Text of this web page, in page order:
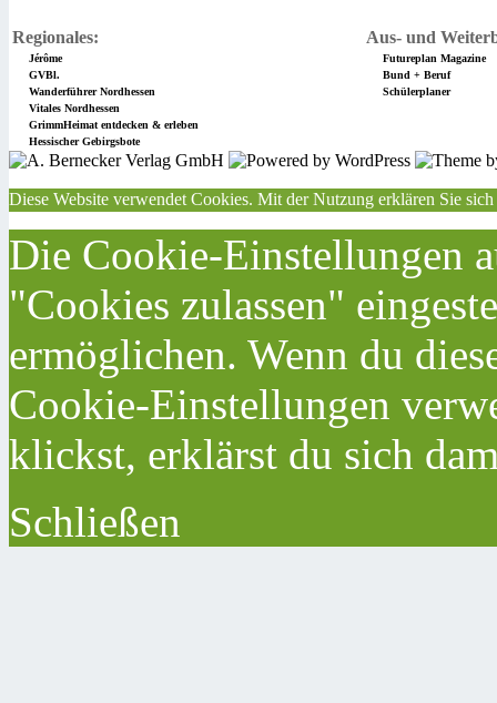
Regionales: Aus- und
Jérôme
Futureplan Magazine
GVBl.
Bund + Beruf
Wanderführer Nordhessen
Schülerplaner
Vitales Nordhessen
GrimmHeimat entdecken & erleben
Hessischer Gebirgsbote
Diese Website verwendet Cookies. Mit der Nutzung erklären Sie
Die Cookie-Einstellungen
"Cookies zulassen"
ermöglichen. Wenn du
Cookie-Einstellungen
klickst, erklärst du sich
Schließen